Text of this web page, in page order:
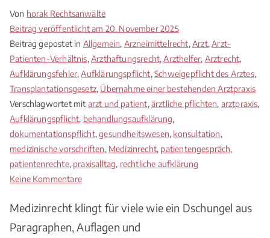
Von horak Rechtsanwälte
Beitrag veröffentlicht am 20. November 2025
Beitrag gepostet in Allgemein, Arzneimittelrecht,Arzt,Arzt-
Patienten-Verhältnis, Arzthaftungsrecht,Arzthelfer, Arztrecht,
Aufklärungsfehler,Aufklärungspflicht,Schweigepflicht des Arztes,
Transplantationsgesetz, Übernahme einer bestehenden Arztpraxis
Verschlagwortet mit arzt und patient, ärztliche pflichten, arztpraxis,
Aufklärungspflicht, behandlungsaufklärung,
dokumentationspflicht,gesundheitswesen, konsultation,
medizinische vorschriften, Medizinrecht, patientengespräch,
patientenrechte, praxisalltag, rechtliche aufklärung
Keine Kommentarezu
Vorschriften:
Warum
Medizinrecht klingt für viele wie ein Dschungel aus
Paragraphen, Auflagen und